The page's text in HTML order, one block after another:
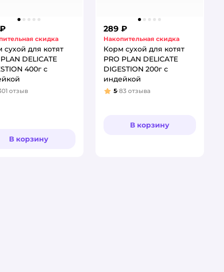
скидка
сухой для котят
DELICATE
400г с
отзыв
В корзину
289 ₽
Накопительная скидка
Корм сухой для котят
PRO PLAN DELICATE
DIGESTION 200г с
индейкой
Рейтинг:
5 83 отзыва
В корзину